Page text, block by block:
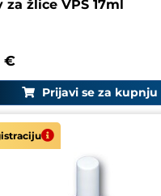
za žlice VPS 17ml
€
Prijavi se za kupnju